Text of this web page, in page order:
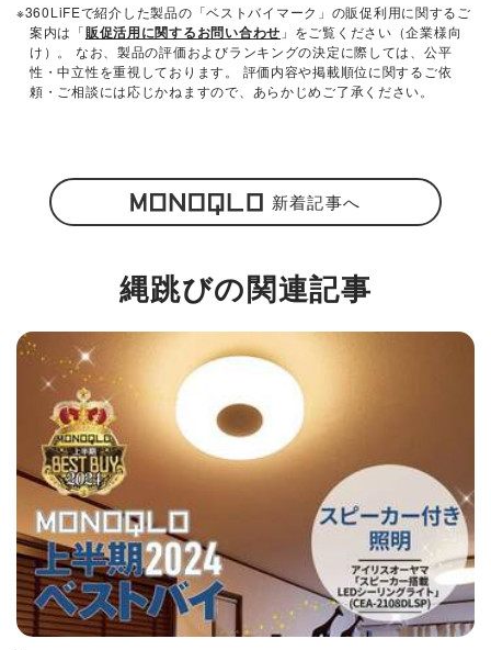
※360LiFEで紹介した製品の「ベストバイマーク」の販促利用に関するご
案内は「販促活用に関するお問い合わせ 」をご覧ください（企業様向
け）。 なお、製品の評価およびランキングの決定に際しては、公平
性・中立性を重視しております。 評価内容や掲載順位に関するご依
頼・ご相談には応じかねますので、あらかじめご了承ください。
新着記事へ
縄跳びの関連記事